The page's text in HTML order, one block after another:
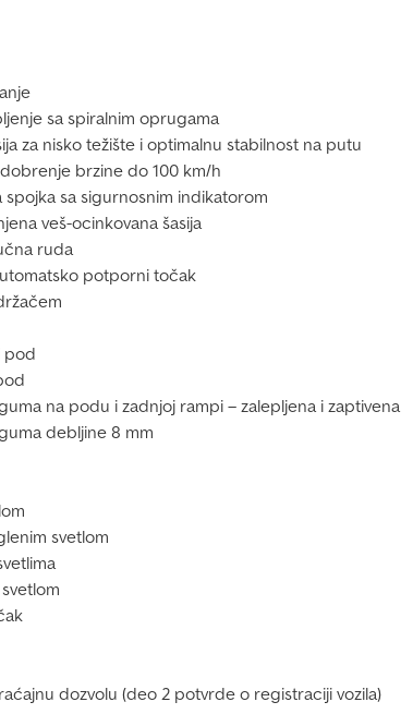
sa spiralnim oprugama
za nisko težište i optimalnu stabilnost na putu
brzine do 100 km/h
spojka sa sigurnosnim indikatorom
veš-ocinkovana šasija
ruda
potporni točak
pod
na podu i zadnjoj rampi – zalepljena i zaptivena
debljine 8 mm
svetlom
dozvolu (deo 2 potvrde o registraciji vozila)